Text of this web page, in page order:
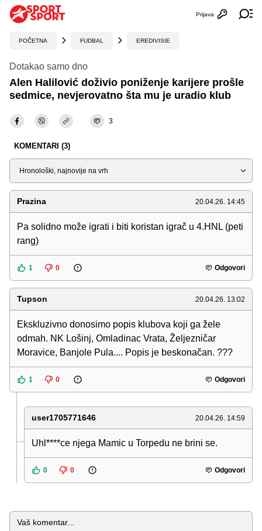
Otvori
Prijava
POČETNA FUDBAL EREDIVISIE
Dotakao samo dno
Alen Halilović doživio poniženje karijere prošle
sedmice, nevjerovatno šta mu je uradio klub
3
KOMENTARI (3)
Sortiraj
Prazina 20.04.26. 14:45
Pa solidno može igrati i biti koristan igrač u 4.HNL (peti
rang)
1 0 Odgovori
Tupson 20.04.26. 13:02
Ekskluzivno donosimo popis klubova koji ga žele
odmah. NK Lošinj, Omladinac Vrata, Željezničar
Moravice, Banjole Pula.... Popis je beskonačan. ???
1 0 Odgovori
user1705771646 20.04.26. 14:59
Uhl****ce njega Mamic u Torpedu ne brini se.
0 0 Odgovori
Komentar